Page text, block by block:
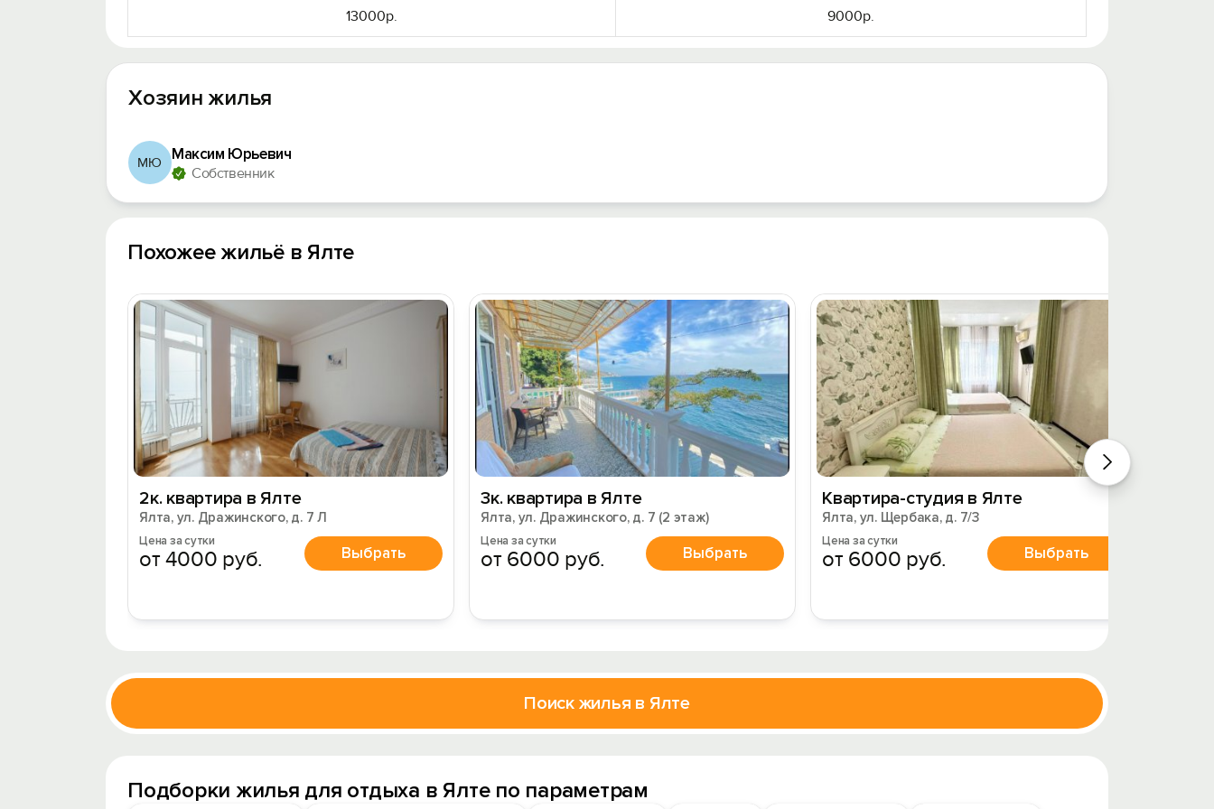
13000р. 9000р.
Хозяин жилья
МЮ Максим Юрьевич
Собственник
Похожее жильё в Ялте
2к. квартира в Ялте
Ялта, ул. Дражинского, д. 7 Л
Цена за сутки
от 4000 руб. Выбрать
3к. квартира в Ялте
Ялта, ул. Дражинского, д. 7 (2 этаж)
Цена за сутки
от 6000 руб. Выбрать
Квартира-студия в Ялте
Ялта, ул. Щербака, д. 7/3
Цена за сутки
от 6000 руб. Выбрать
Поиск жилья в Ялте
Подборки жилья для отдыха в Ялте по параметрам